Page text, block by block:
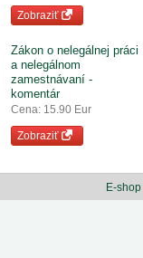
Zobraziť
Zákon o nelegálnej práci
a nelegálnom
zamestnávaní -
komentár
Cena: 15.90 Eur
Zobraziť
E-shop